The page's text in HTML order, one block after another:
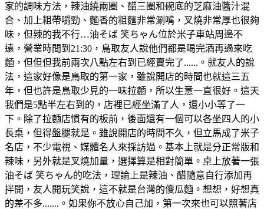
家的調味方法，辣油繞兩圈、醋三圈和碗底的芝麻油醬汁混
合、加上粗帶嚼勁、麵香的粗麵非常涮嘴，叉燒非常厚也很夠
味，但辣的我不行…油そば 笑ちゃん位於米子車站周邊不
遠，營業時間到21:30，鳥取友人說他們都是喝完酒再過來吃
麵，但但但我前兩次八點左右到已經賣完了......。就友人的說
法，這家好像是鳥取的第一家，雖說開店的時間也就這三五
年，但也許是鳥取少見的一味拉麵，所以生意一直很好。這天
我們是5點半左右到的，店裡已經坐滿了人，還小小等了一
下。除了拉麵店慣有的板前，後面還有一個可以各坐四人的小
長桌，但得盤腿就是。雖說開店的時間不久，但立馬成了米子
名店，不少電視、媒體名人來採訪過。基本上就是分正常版和
辣味，另外就是叉燒加量，選擇算是相對簡單。桌上放著一張
油そば 笑ちゃん的吃法，理論上是辣油、醋隨意自行添加再
拌開，友人開玩笑說，這不就是台灣的傻瓜麵。想想，好想真
的差不多.......。如果你不放心自己加，第一次來也可以照著店